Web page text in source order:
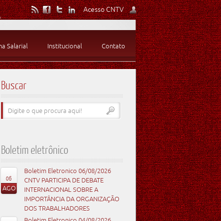
Acesso CNTV
Salarial Institucional Contato
Buscar
Boletim eletrônico
06
AGO
Boletim Eletronico 06/08/2026
CNTV PARTICIPA DE DEBATE
INTERNACIONAL SOBRE A
IMPORTÂNCIA DA ORGANIZAÇÃO
DOS TRABALHADORES